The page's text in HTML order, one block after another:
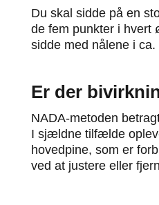
Du skal sidde på en
de fem punkter i hvert
sidde med nålene i ca.
Er der
NADA-metoden
I sjældne tilfælde
hovedpine, som er
ved at justere eller